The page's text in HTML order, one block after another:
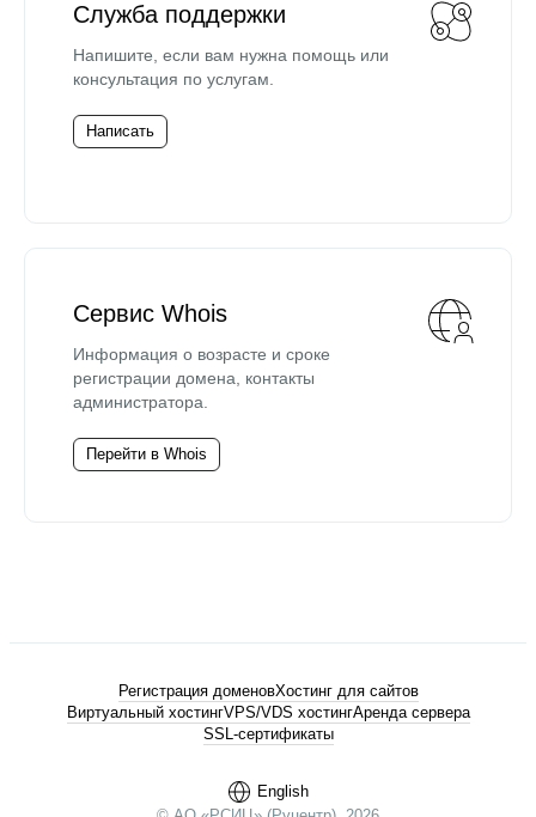
Служба поддержки
Напишите, если вам нужна помощь или
консультация по услугам.
Написать
Сервис Whois
Информация о возрасте и сроке
регистрации домена, контакты
администратора.
Перейти в Whois
English
Регистрация доменовХостинг для сайтов
Виртуальный хостингVPS/VDS хостингАренда сервера
SSL-сертификаты